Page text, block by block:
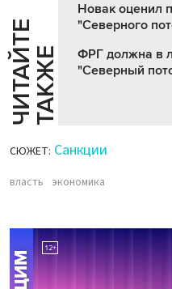
Ч
И
Т
АЙ
Т
Е
Т
А
К
ЖЕ
Новак оценил
"Северного
ФРГ должна в
"Северный
СЮЖЕТ: Санкции
власть экономика